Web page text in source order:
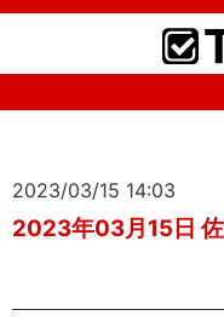
2023/03/15 14:03
2023年03月15日